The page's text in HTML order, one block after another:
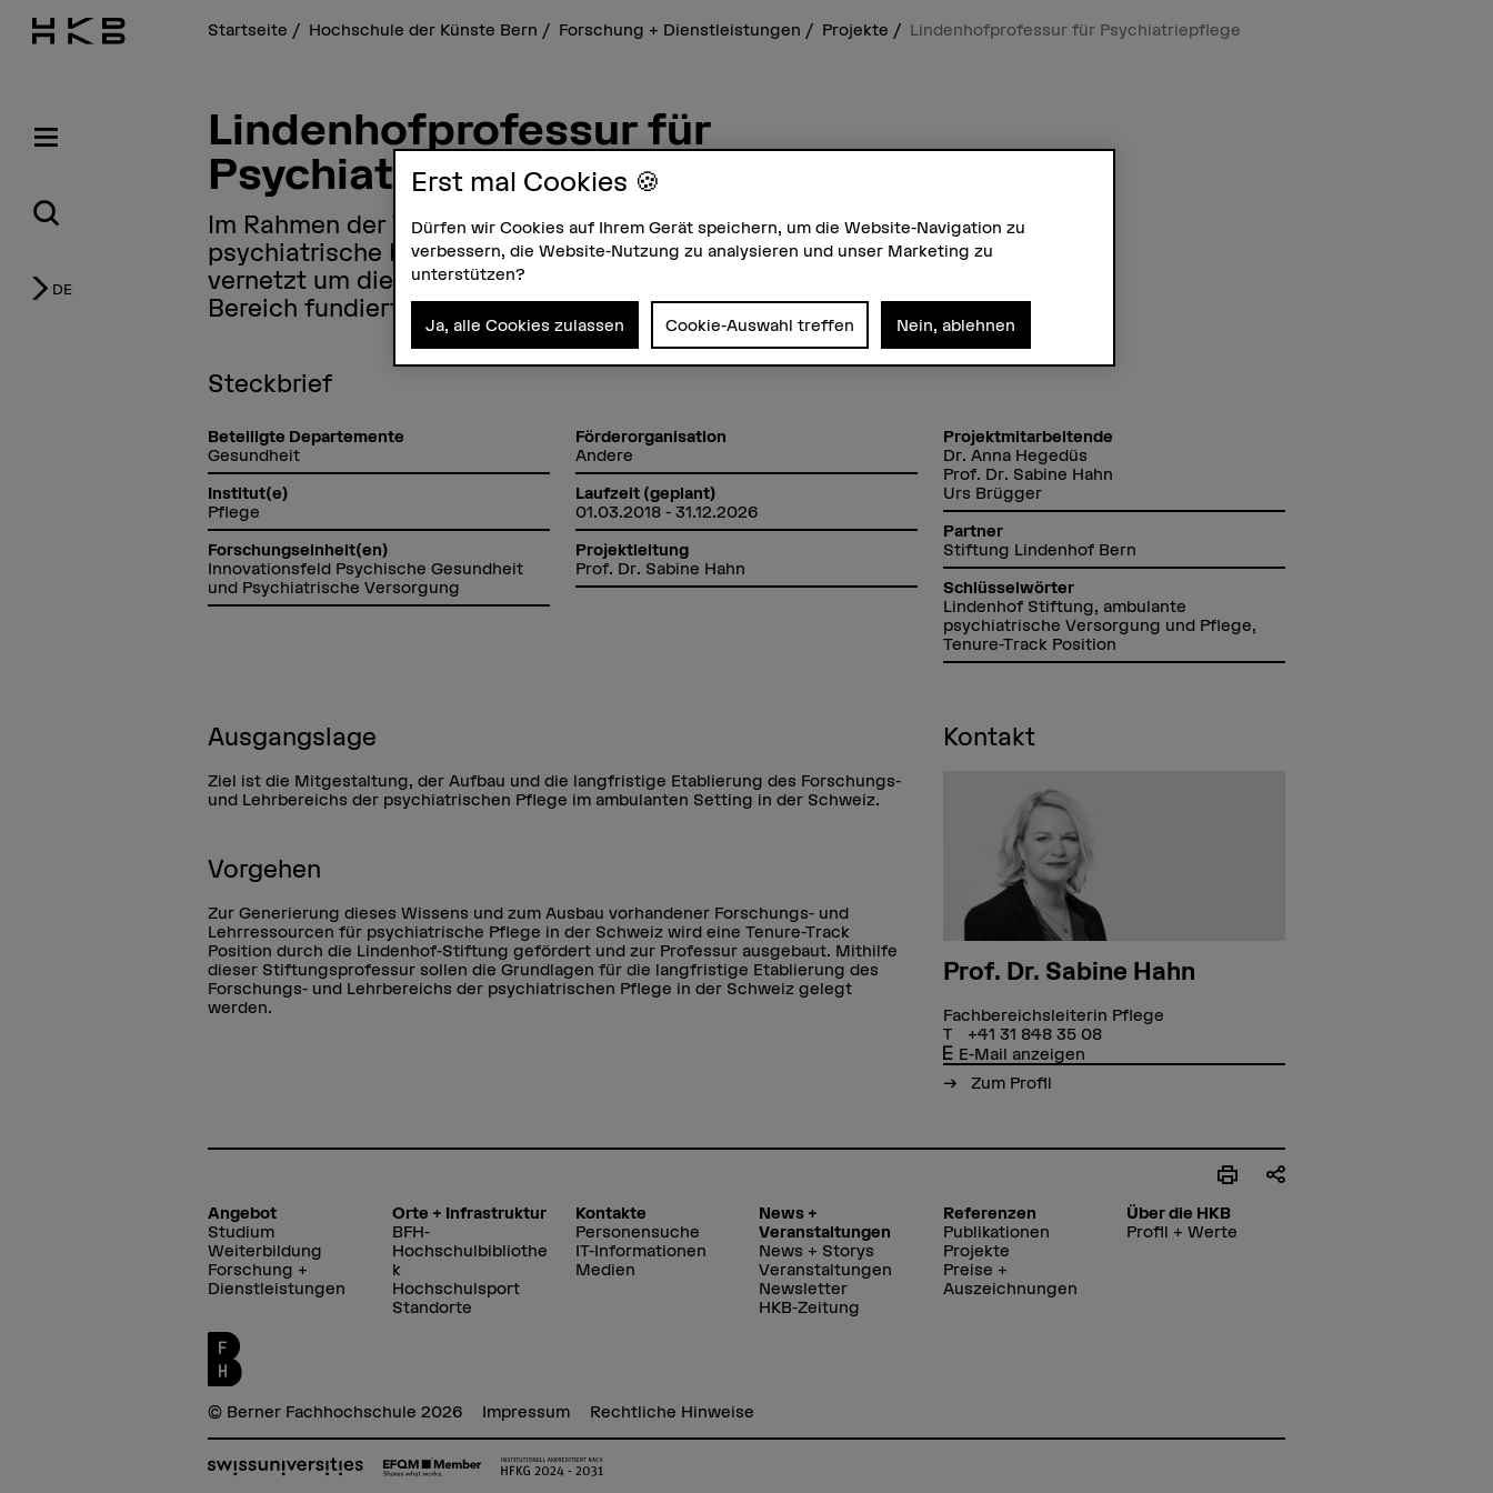
DE
Startseite Hochschule der Künste Bern Forschung + Dienstleistungen Projekte Lindenhofprofessur für Psychiatriepflege
Lindenhofprofessur für
Psychiatriepflege
Im Rahmen der Tenure-Track Position wird die ambulante
psychiatrische Pflege gestärkt und interprofessionell
vernetzt um die Versorgungslücken in diesem wichtigen
Bereich fundiert anzugehen.
Steckbrief
Beteiligte Departemente
Gesundheit
Institut(e)
Pflege
Forschungseinheit(en)
Innovationsfeld Psychische Gesundheit
und Psychiatrische Versorgung
Förderorganisation
Andere
Laufzeit (geplant)
01.03.2018 - 31.12.2026
Projektleitung
Prof. Dr. Sabine Hahn
Projektmitarbeitende
Dr. Anna Hegedüs
Prof. Dr. Sabine Hahn
Urs Brügger
Partner
Stiftung Lindenhof Bern
Schlüsselwörter
Lindenhof Stiftung, ambulante
psychiatrische Versorgung und Pflege,
Tenure-Track Position
Ausgangslage
Ziel ist die Mitgestaltung, der Aufbau und die langfristige Etablierung des Forschungs-
und Lehrbereichs der psychiatrischen Pflege im ambulanten Setting in der Schweiz.
Vorgehen
Zur Generierung dieses Wissens und zum Ausbau vorhandener Forschungs- und
Lehrressourcen für psychiatrische Pflege in der Schweiz wird eine Tenure-Track
Position durch die Lindenhof-Stiftung gefördert und zur Professur ausgebaut. Mithilfe
dieser Stiftungsprofessur sollen die Grundlagen für die langfristige Etablierung des
Forschungs- und Lehrbereichs der psychiatrischen Pflege in der Schweiz gelegt
werden.
Kontakt
Prof. Dr. Sabine Hahn
Fachbereichsleiterin Pflege
+41 31 848 35 08
E-Mail anzeigen
Zum Profil
Angebot
Studium
Weiterbildung
Forschung +
Dienstleistungen
Orte + Infrastruktur
BFH-
Hochschulbibliothe
k
Hochschulsport
Standorte
Kontakte
Personensuche
IT-Informationen
Medien
News +
Veranstaltungen
News + Storys
Veranstaltungen
Newsletter
HKB-Zeitung
Referenzen
Publikationen
Projekte
Preise +
Auszeichnungen
Über die HKB
Profil + Werte
© Berner Fachhochschule 2026 Impressum Rechtliche Hinweise
Erst mal Cookies 🍪
Dürfen wir Cookies auf Ihrem Gerät speichern, um die Website-Navigation zu
verbessern, die Website-Nutzung zu analysieren und unser Marketing zu
unterstützen?
Ja, alle Cookies zulassen Cookie-Auswahl treffen Nein, ablehnen